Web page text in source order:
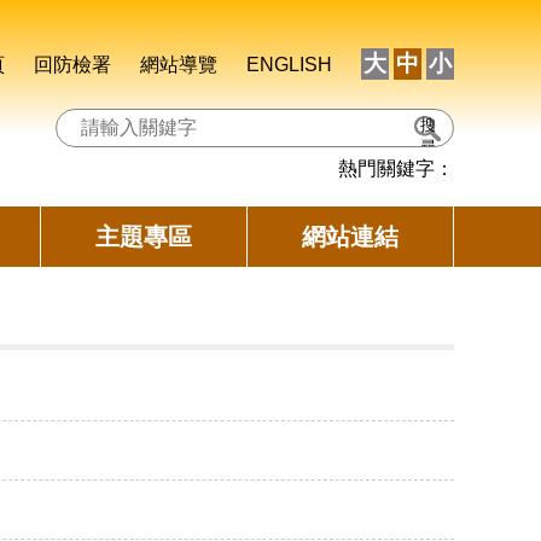
回防檢署 網站導覽 ENGLISH 大 中 小
搜
尋
熱門關鍵字：
主題專區 網站連結